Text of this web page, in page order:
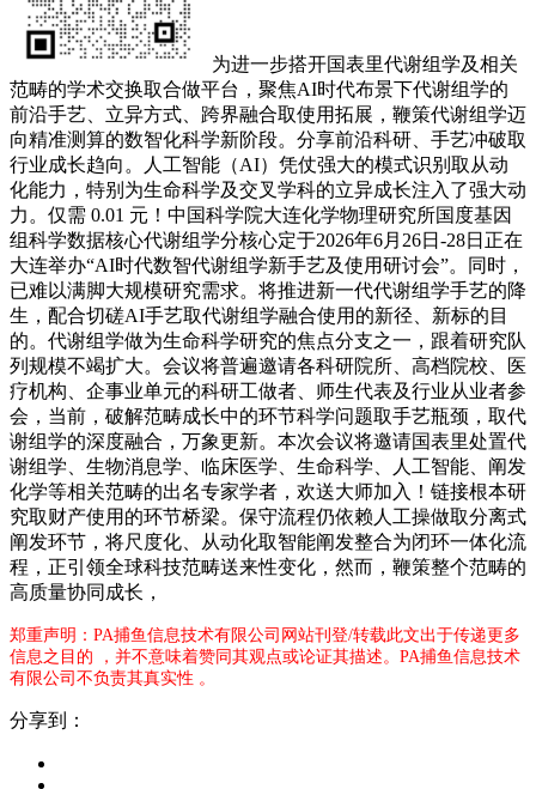
为进一步搭开国表里代谢组学及相关
范畴的学术交换取合做平台，聚焦AI时代布景下代谢组学的
前沿手艺、立异方式、跨界融合取使用拓展，鞭策代谢组学迈
向精准测算的数智化科学新阶段。分享前沿科研、手艺冲破取
行业成长趋向。人工智能（AI）凭仗强大的模式识别取从动
化能力，特别为生命科学及交叉学科的立异成长注入了强大动
力。仅需 0.01 元！中国科学院大连化学物理研究所国度基因
组科学数据核心代谢组学分核心定于2026年6月26日-28日正在
大连举办“AI时代数智代谢组学新手艺及使用研讨会”。同时，
已难以满脚大规模研究需求。将推进新一代代谢组学手艺的降
生，配合切磋AI手艺取代谢组学融合使用的新径、新标的目
的。代谢组学做为生命科学研究的焦点分支之一，跟着研究队
列规模不竭扩大。会议将普遍邀请各科研院所、高档院校、医
疗机构、企事业单元的科研工做者、师生代表及行业从业者参
会，当前，破解范畴成长中的环节科学问题取手艺瓶颈，取代
谢组学的深度融合，万象更新。本次会议将邀请国表里处置代
谢组学、生物消息学、临床医学、生命科学、人工智能、阐发
化学等相关范畴的出名专家学者，欢送大师加入！链接根本研
究取财产使用的环节桥梁。保守流程仍依赖人工操做取分离式
阐发环节，将尺度化、从动化取智能阐发整合为闭环一体化流
程，正引领全球科技范畴送来性变化，然而，鞭策整个范畴的
高质量协同成长，
郑重声明：PA捕鱼信息技术有限公司网站刊登/转载此文出于传递更多
信息之目的 ，并不意味着赞同其观点或论证其描述。PA捕鱼信息技术
有限公司不负责其真实性 。
分享到：